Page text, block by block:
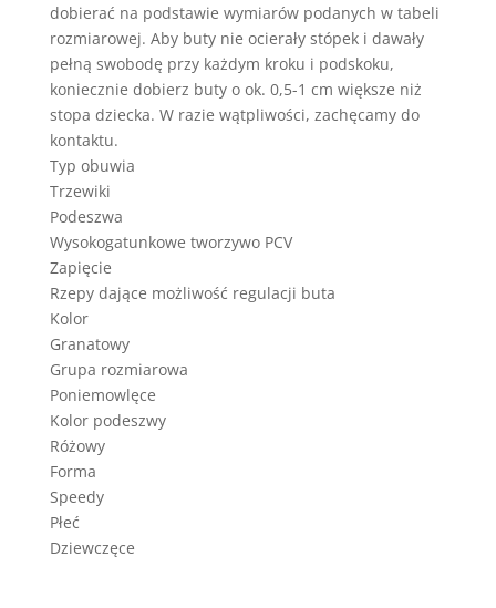
dobierać na podstawie wymiarów podanych w tabeli
rozmiarowej. Aby buty nie ocierały stópek i dawały
pełną swobodę przy każdym kroku i podskoku,
koniecznie dobierz buty o ok. 0,5-1 cm większe niż
stopa dziecka. W razie wątpliwości, zachęcamy do
kontaktu.
Typ obuwia
Trzewiki
Podeszwa
Wysokogatunkowe tworzywo PCV
Zapięcie
Rzepy dające możliwość regulacji buta
Kolor
Granatowy
Grupa rozmiarowa
Poniemowlęce
Kolor podeszwy
Różowy
Forma
Speedy
Płeć
Dziewczęce